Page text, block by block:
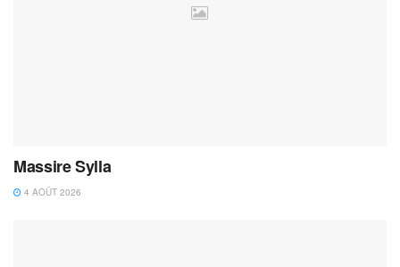
Massire Sylla
4 AOÛT 2026